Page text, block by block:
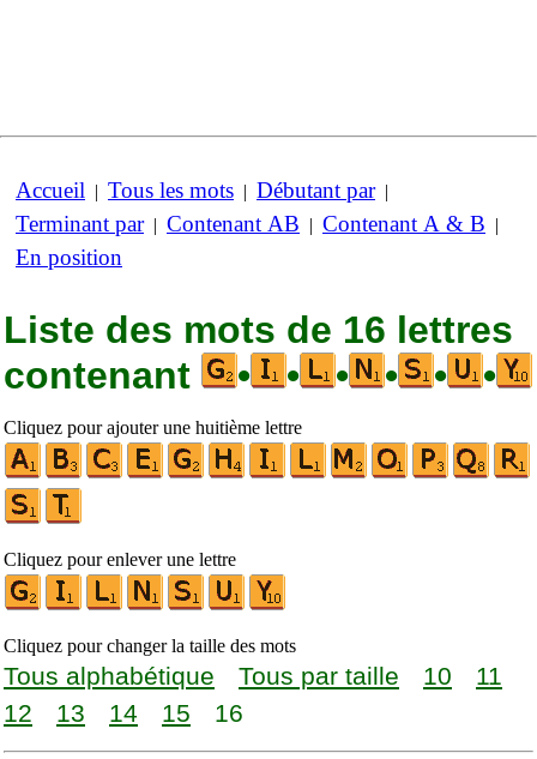
Accueil | Tous les mots | Débutant par|
Terminant par| Contenant AB | Contenant A & B |
En position
Liste des mots de 16 lettres
contenant
• • • • • •
Cliquez pour ajouter une huitième lettre
Cliquez pour enlever une lettre
Cliquez pour changer la taille des mots
Tous alphabétique Tous par taille 10
11
12
13 14 15 16